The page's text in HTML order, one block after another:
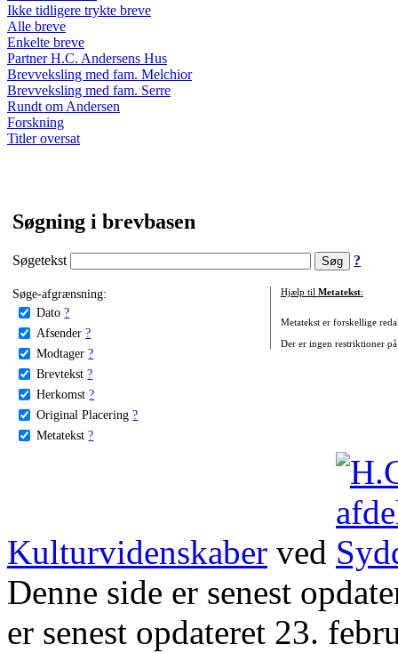
Ikke tidligere trykte breve
Alle breve
Enkelte breve
Partner H.C. Andersens Hus
Brevveksling med fam. Melchior
Brevveksling med fam. Serre
Rundt om Andersen
Forskning
Titler oversat
Søgning i brevbasen
Søgetekst ?
Søge-afgrænsning:
Dato ?
Afsender ?
Modtager ?
Brevtekst ?
Herkomst ?
Original Placering ?
Metatekst ?
Hjælp til Metatekst:
Metatekst er forskellige
Der er ingen restriktioner
Kulturvidenskaber ved
Denne side er senest
er senest opdateret 23.